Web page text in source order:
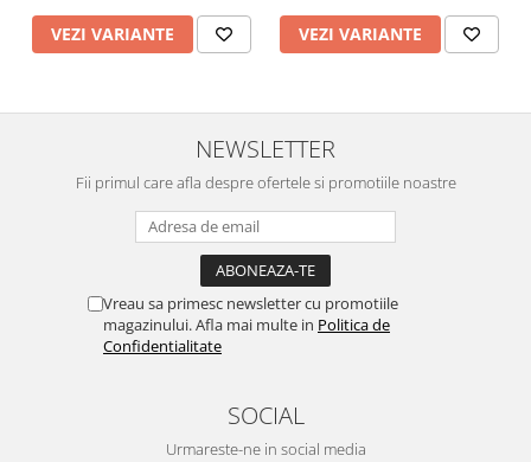
VEZI VARIANTE VEZI VARIANTE
NEWSLETTER
Fii primul care afla despre ofertele si promotiile noastre
Vreau sa primesc newsletter cu promotiile
magazinului. Afla mai multe in Politica de
Confidentialitate
SOCIAL
Urmareste-ne in social media